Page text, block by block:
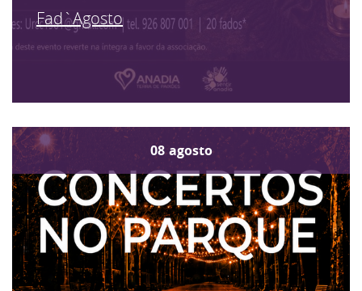
Fad`Agosto
08 agosto